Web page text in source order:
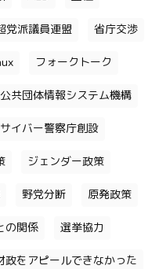
党派議員連盟 省庁交渉
フォークトーク
共団体情報システム機構
サイバー警察庁創設
ジェンダー政策
野党分断 原発政策
の関係 選挙協力
政をアピールできなかった